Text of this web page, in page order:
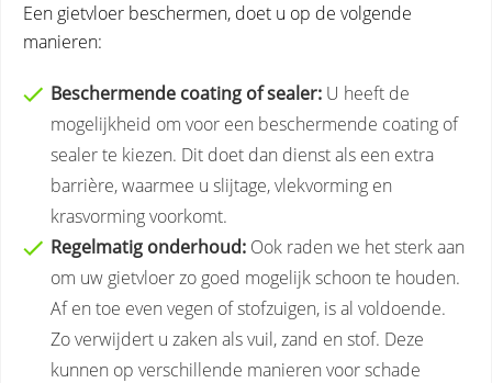
Een gietvloer beschermen, doet u op de volgende
manieren:
Beschermende coating of sealer: U heeft de
mogelijkheid om voor een beschermende coating of
sealer te kiezen. Dit doet dan dienst als een extra
barrière, waarmee u slijtage, vlekvorming en
krasvorming voorkomt.
Regelmatig onderhoud: Ook raden we het sterk aan
om uw gietvloer zo goed mogelijk schoon te houden.
Af en toe even vegen of stofzuigen, is al voldoende.
Zo verwijdert u zaken als vuil, zand en stof. Deze
kunnen op verschillende manieren voor schade